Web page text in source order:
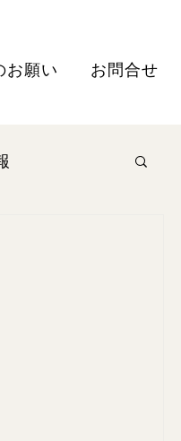
お願い お問合せ